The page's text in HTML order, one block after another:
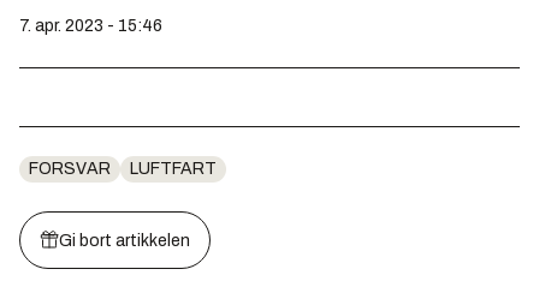
7. apr. 2023 - 15:46
FORSVAR LUFTFART
Gi bort artikkelen